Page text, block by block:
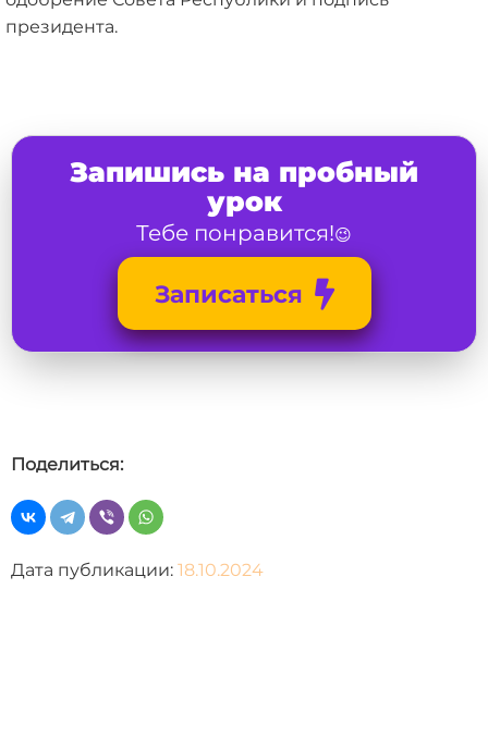
президента.
Запишись на пробный
урок
Тебе понравится!😉
Записаться
Поделиться:
Дата публикации: 18.10.2024